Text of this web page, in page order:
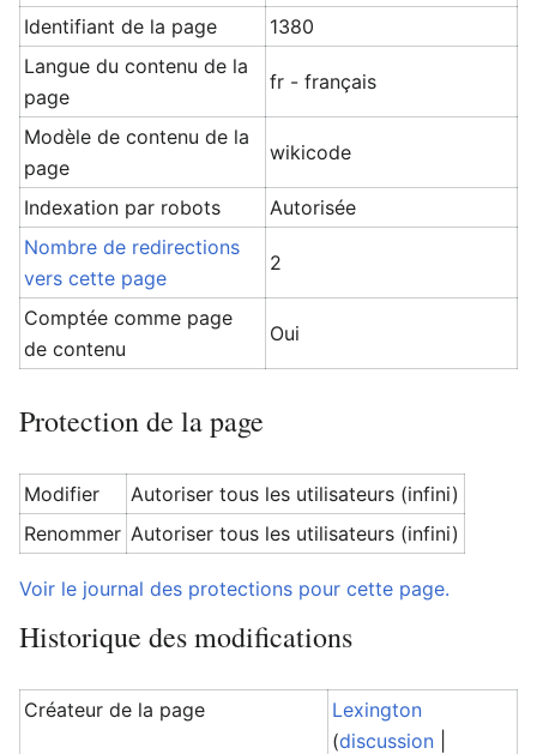
Identifiant de la page
1380
Langue du contenu de la
page
fr - français
Modèle de contenu de la
page
wikicode
Indexation par robots
Autorisée
Nombre de redirections
vers cette page
2
Comptée comme page
de contenu
Oui
Protection de la page
Modifier
Autoriser tous les utilisateurs (infini)
Renommer Autoriser tous les utilisateurs (infini)
Voir le journal des protections pour cette page.
Historique des modifications
Créateur de la page
Lexington
(discussion